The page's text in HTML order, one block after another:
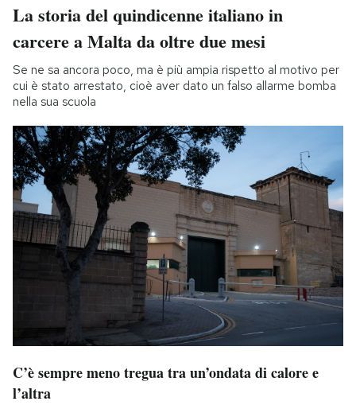
La storia del quindicenne italiano in
carcere a Malta da oltre due mesi
Se ne sa ancora poco, ma è più ampia rispetto al motivo per
cui è stato arrestato, cioè aver dato un falso allarme bomba
nella sua scuola
C’è sempre meno tregua tra un’ondata di calore e
l’altra